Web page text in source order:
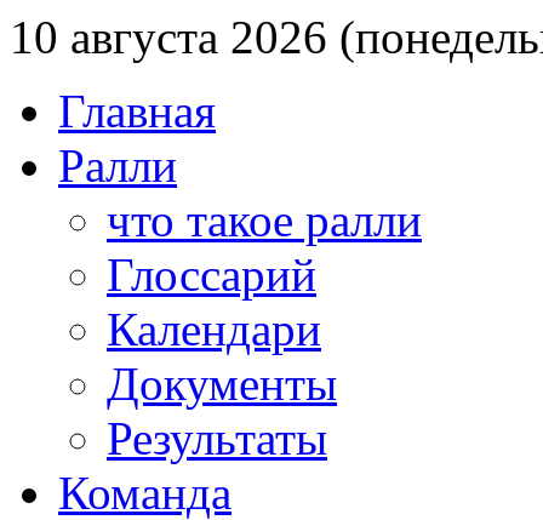
10 августа 2026
Главная
Ралли
что такое ралли
Глоссарий
Календари
Документы
Результаты
Команда